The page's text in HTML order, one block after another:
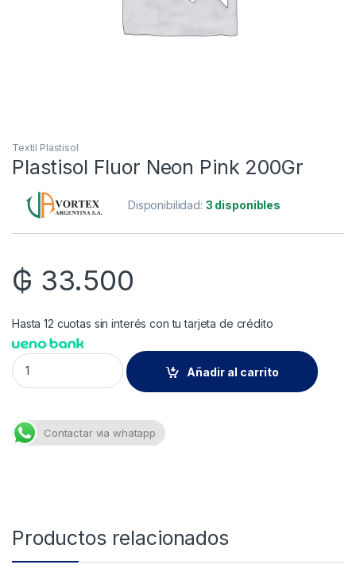
Textil Plastisol
Plastisol Fluor Neon Pink 200Gr
Disponibilidad: 3 disponibles
₲ 33.500
Hasta 12 cuotas sin interés con tu tarjeta de crédito
Plastisol Fluor Neon Pink 200Gr quantity
Añadir al carrito
Contactar via whatapp
Productos relacionados